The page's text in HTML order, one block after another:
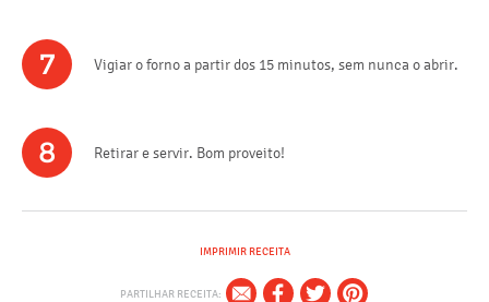
7 Vigiar o forno a partir dos 15 minutos, sem nunca o abrir.
8 Retirar e servir. Bom proveito!
IMPRIMIR RECEITA
PARTILHAR RECEITA: